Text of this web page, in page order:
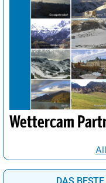
Wettercam
DAS